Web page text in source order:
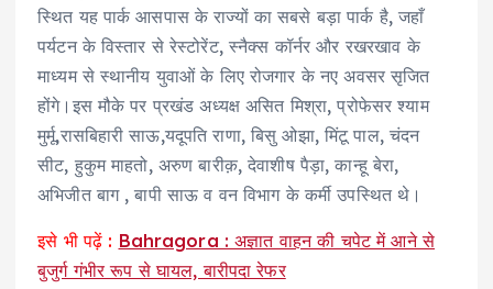
स्थित यह पार्क आसपास के राज्यों का सबसे बड़ा पार्क है, जहाँ
पर्यटन के विस्तार से रेस्टोरेंट, स्नैक्स कॉर्नर और रखरखाव के
माध्यम से स्थानीय युवाओं के लिए रोजगार के नए अवसर सृजित
होंगे।इस मौके पर प्रखंड अध्यक्ष असित मिश्रा, प्रोफेसर श्याम
मुर्मू,रासबिहारी साऊ,यदूपति राणा, बिसु ओझा, मिंटू पाल, चंदन
सीट, हुकुम माहतो, अरुण बारीक़, देवाशीष पैड़ा, कान्हू बेरा,
अभिजीत बाग , बापी साऊ व वन विभाग के कर्मी उपस्थित थे।
इसे भी पढ़ें : Bahragora : अज्ञात वाहन की चपेट में आने से
बुजुर्ग गंभीर रूप से घायल, बारीपदा रेफर